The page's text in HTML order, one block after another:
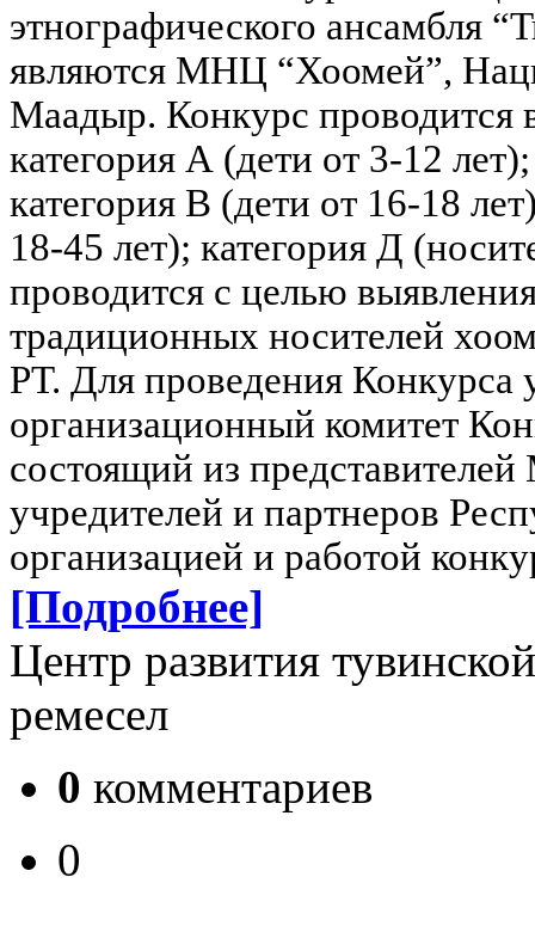
этнографического ансамбля
являются МНЦ “Хоомей”,
Маадыр. Конкурс проводится
категория А (дети от 3-12
категория В (дети от 16-18
18-45 лет); категория Д
проводится с целью
традиционных носителей
РТ. Для проведения Конкурса
организационный комитет
состоящий из
учредителей и партнеров
организацией и работой
[Подробнее]
Центр развития
ремесел
0 комментариев
0